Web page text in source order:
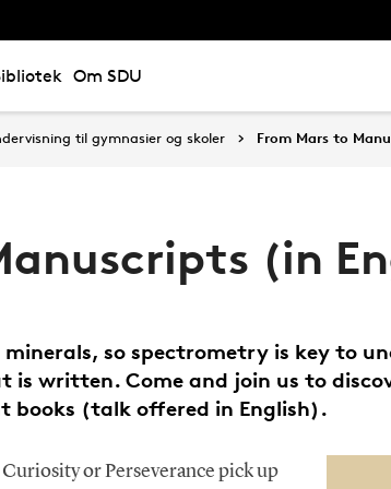
Om SDU
til gymnasier og skoler From Mars to
(in
so spectrometry is key to
is written. Come and join us to
books (talk offered in English).
or Perseverance pick up